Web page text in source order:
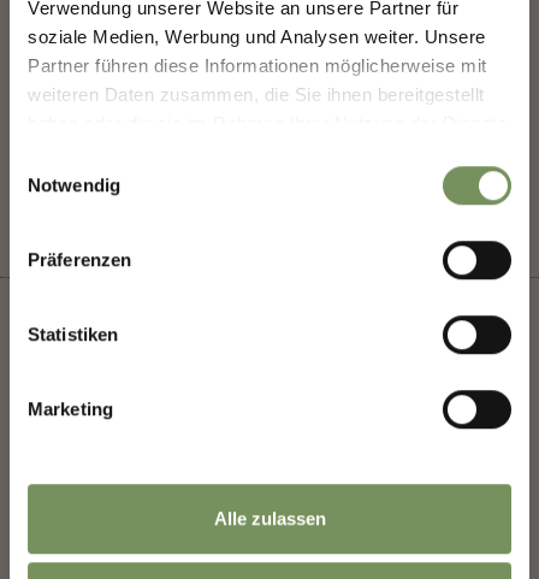
Verwendung unserer Website an unsere Partner für
soziale Medien, Werbung und Analysen weiter. Unsere
Partner führen diese Informationen möglicherweise mit
weiteren Daten zusammen, die Sie ihnen bereitgestellt
Notwendig
Präferenzen
Statistiken
Marketing
Alle zulassen
+
MERANO.
La tua opinione conta. Scansiona, condividi, fai la
differenza.